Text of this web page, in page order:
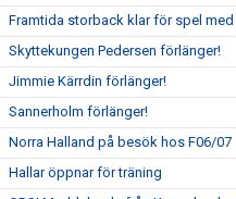
Framtida storback klar för spel med
Skyttekungen Pedersen förlänger!
Jimmie Kärrdin förlänger!
Sannerholm förlänger!
Norra Halland på besök hos F06/07
Hallar öppnar för träning